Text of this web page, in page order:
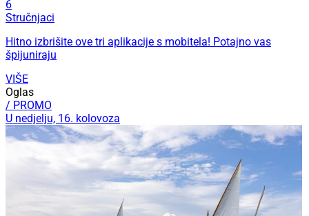
6
Stručnjaci
Hitno izbrišite ove tri aplikacije s mobitela! Potajno vas
špijuniraju
VIŠE
Oglas
/ PROMO
U nedjelju, 16. kolovoza